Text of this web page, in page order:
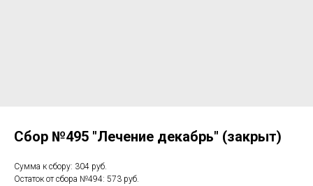
Сбор №495 "Лечение декабрь" (закрыт)
Сумма к сбору: 304 руб.
Остаток от сбора №494: 573 руб.